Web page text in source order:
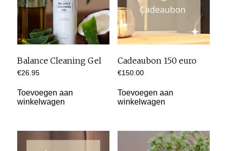
Balance Cleaning Gel
€26.95
Toevoegen aan
winkelwagen
Cadeaubon 150 euro
€150.00
Toevoegen aan
winkelwagen